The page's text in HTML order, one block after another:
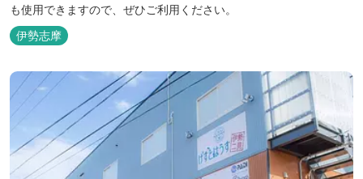
も使用できますので、ぜひご利用ください。
伊勢志摩